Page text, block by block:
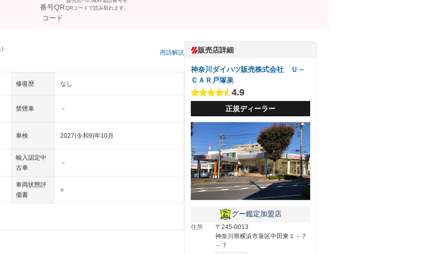
QRコードで読み取れます。
用語解説
修復歴 なし
禁煙車 －
車検 2027(令和9)年10月
輸入認定中
古車
－
車両状態評
価書
○
販売店詳細
神奈川ダイハツ販売株式会社 Ｕ－
ＣＡＲ戸塚泉
4.9
正規ディーラー
グー鑑定加盟店
住所
〒245-0013
神奈川県横浜市泉区中田東１－７
－７